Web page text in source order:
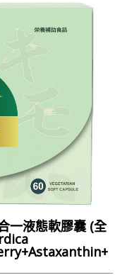
一液態軟膠囊 (全